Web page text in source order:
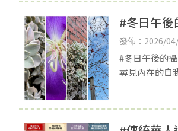
#冬日午後
發佈：2026/
#冬日午後的
尋見內在的自